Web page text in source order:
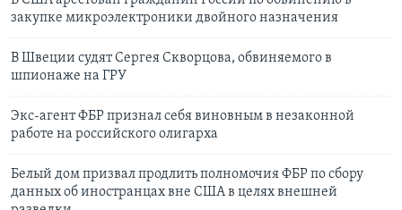
закупке микроэлектроники двойного назначения
В Швеции судят Сергея Скворцова, обвиняемого в
шпионаже на ГРУ
Экс-агент ФБР признал себя виновным в незаконной
работе на российского олигарха
Белый дом призвал продлить полномочия ФБР по сбору
данных об иностранцах вне США в целях внешней